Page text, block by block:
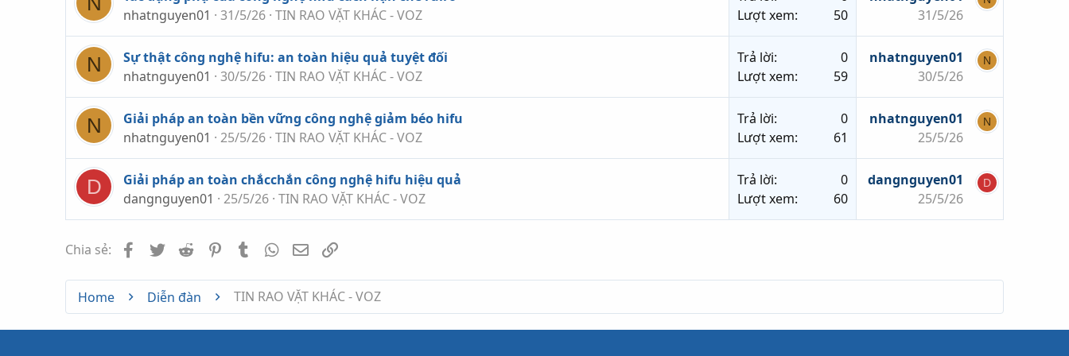
nhatnguyen01
31/5/26 TIN RAO VẶT KHÁC - VOZ
Lượt xem
50
31/5/26
N
Sự thật công nghệ hifu: an toàn hiệu quả tuyệt đối
nhatnguyen01
30/5/26 TIN RAO VẶT KHÁC - VOZ
Trả lời
0
Lượt xem
59
nhatnguyen01
30/5/26
N
N
Giải pháp an toàn bền vững công nghệ giảm béo hifu
nhatnguyen01
25/5/26 TIN RAO VẶT KHÁC - VOZ
Trả lời
0
Lượt xem
61
nhatnguyen01
25/5/26
N
D
Giải pháp an toàn chắcchắn công nghệ hifu hiệu quả
dangnguyen01
25/5/26 TIN RAO VẶT KHÁC - VOZ
Trả lời
0
Lượt xem
60
dangnguyen01
25/5/26
D
Chia sẻ: FacebookTwitterReddit PinterestTumblrWhatsApp
Email
Home Diễn đàn TIN RAO VẶT KHÁC - VOZ